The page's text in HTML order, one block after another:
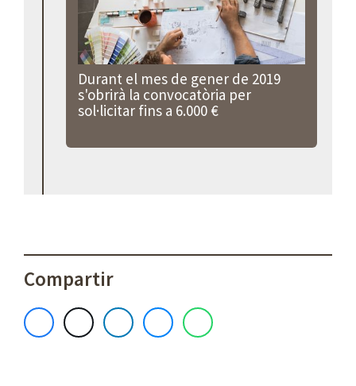
Durant el mes de gener de 2019
s'obrirà la convocatòria per
sol·licitar fins a 6.000 €
Compartir